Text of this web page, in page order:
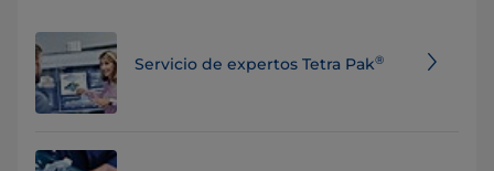
Servicio de expertos Tetra Pak®